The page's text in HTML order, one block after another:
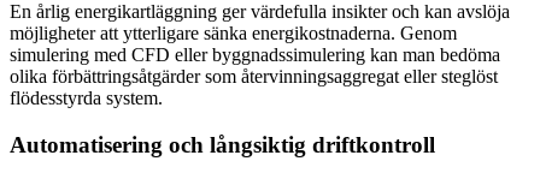
En årlig energikartläggning ger värdefulla insikter och kan avslöja
möjligheter att ytterligare sänka energikostnaderna. Genom
simulering med CFD eller byggnadssimulering kan man bedöma
olika förbättringsåtgärder som återvinningsaggregat eller steglöst
flödesstyrda system.
Automatisering och långsiktig driftkontroll